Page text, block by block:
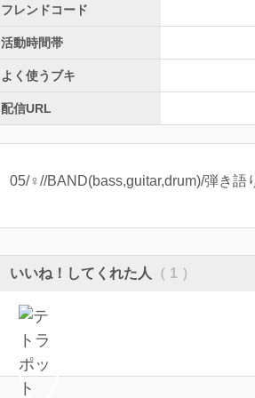
フレンドコード
活動時間帯
よく使うブキ
配信URL
05/♀︎//BAND(bass,guitar,drum)/弾き語
いいね！してくれた人 （ 1 ）